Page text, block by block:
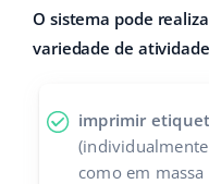
Gestão de Envios
Saúde e beleza
Auditoria de contas
deutsch
Ελληνικά
español (AR)
español (MX)
O sistema pode
variedade de
imprimir
como em